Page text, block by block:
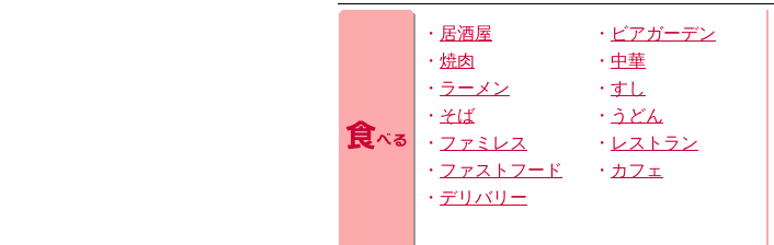
・ 居酒屋 ・ ビアガーデン
・ 焼肉 ・ 中華
・ ラーメン ・ すし
・ そば ・ うどん
・ ファミレス ・ レストラン
・ ファストフード ・ カフェ
・ デリバリー